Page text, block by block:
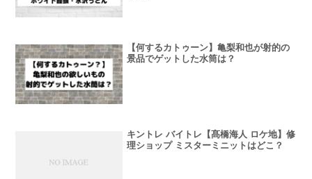
【何するカトゥーン】亀梨和也が射的の
景品でゲットした水筒は？
キントレ バイトレ【髙橋海人 ロケ地】修
理ショップ ミスターミニットはどこ？